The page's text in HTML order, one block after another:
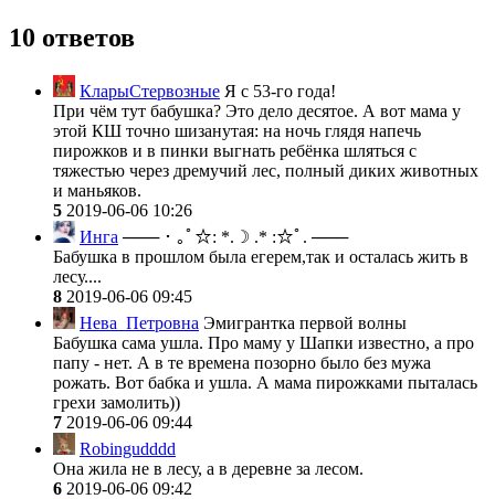
10 ответов
КларыСтервозные Я с 53-го года!
При чём тут бабушка? Это дело десятое. А вот мама у
этой КШ точно шизанутая: на ночь глядя напечь
пирожков и в пинки выгнать ребёнка шляться с
тяжестью через дремучий лес, полный диких животных
и маньяков.
5 2019-06-06 10:26
Инга ─── ･ ｡ﾟ☆: *.☽ .* :☆ﾟ. ───
Бабушка в прошлом была егерем,так и осталась жить в
лесу....
8 2019-06-06 09:45
Нева_Петровна Эмигрантка первой волны
Бабушка сама ушла. Про маму у Шапки известно, а про
папу - нет. А в те времена позорно было без мужа
рожать. Вот бабка и ушла. А мама пирожками пыталась
грехи замолить))
7 2019-06-06 09:44
Robingudddd
Она жила не в лесу, а в деревне за лесом.
6 2019-06-06 09:42